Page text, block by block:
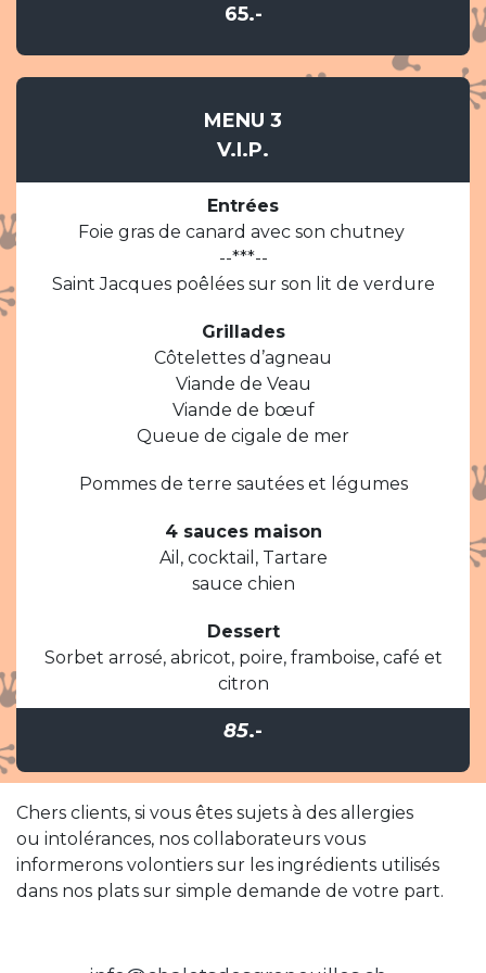
65.-
MENU 3
V.I.P.
Entrées
Foie gras de canard avec son chutney
--***--
Saint Jacques poêlées sur son lit de verdure
Grillades
Côtelettes d’agneau
Viande de Veau
Viande de bœuf
Queue de cigale de mer
Pommes de terre sautées et légumes
4 sauces maison
Ail, cocktail, Tartare
sauce chien
Dessert
Sorbet arrosé, abricot, poire, framboise, café et
citron
85.-
Chers clients, si vous êtes sujets à des allergies
ou intolérances, nos collaborateurs vous
informerons volontiers sur les ingrédients utilisés
dans nos plats sur simple demande de votre part.